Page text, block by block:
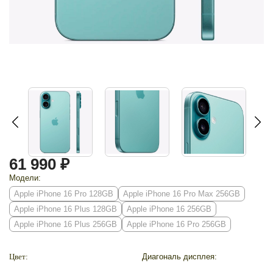
61 990 ₽
Модели:
Apple iPhone 16 Pro 128GB
Apple iPhone 16 Pro Max 256GB
Apple iPhone 16 Plus 128GB
Apple iPhone 16 256GB
Apple iPhone 16 Plus 256GB
Apple iPhone 16 Pro 256GB
Цвет:
Диагональ дисплея: